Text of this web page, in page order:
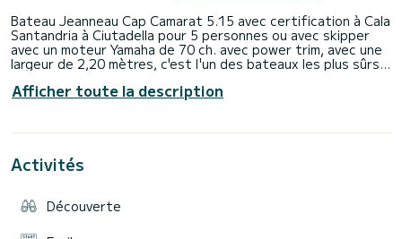
Bateau Jeanneau Cap Camarat 5.15 avec certification à Cala
Santandria à Ciutadella pour 5 personnes ou avec skipper
avec un moteur Yamaha de 70 ch. avec power trim, avec une
largeur de 2,20 mètres, c'est l'un des bateaux les plus sûrs
acier inoxydable, d'une cabine pour ranger serviettes et
Afficher toute la description
Activités
Découverte